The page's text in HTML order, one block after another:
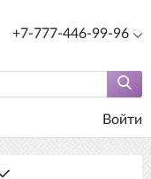
+7-777-446-99-96
Войти